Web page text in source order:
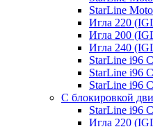
StarLine
Игла 220
Игла 200
Игла 240
StarLine i96
StarLine i96
StarLine i96
С блокировкой
StarLine i96
Игла 220